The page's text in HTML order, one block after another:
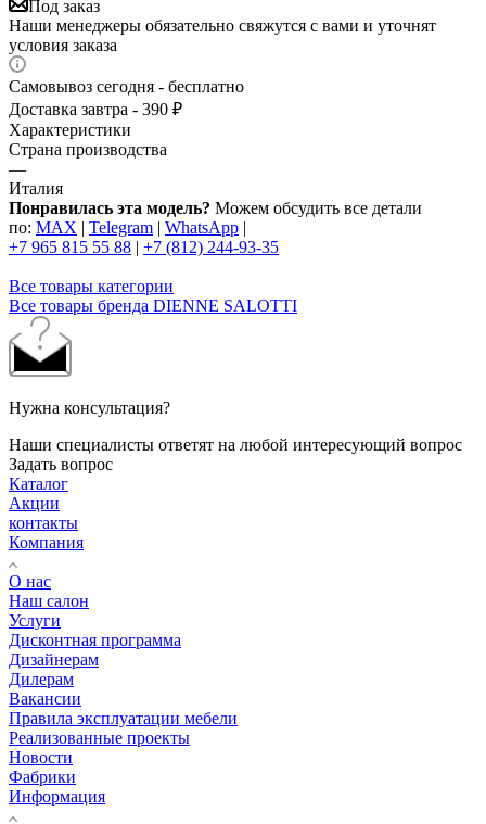
Под заказ
Наши менеджеры обязательно свяжутся с вами и уточнят
условия заказа
Самовывоз сегодня - бесплатно
Доставка завтра - 390 ₽
Характеристики
Страна производства
—
Италия
Понравилась эта модель? Можем обсудить все детали
по: MAX | Telegram | WhatsApp |
+7 965 815 55 88 | +7 (812) 244-93-35
Все товары категории
Все товары бренда DIENNE SALOTTI
Нужна консультация?
Наши специалисты ответят на любой интересующий вопрос
Задать вопрос
Каталог
Акции
контакты
Компания
О нас
Наш салон
Услуги
Дисконтная программа
Дизайнерам
Дилерам
Вакансии
Правила эксплуатации мебели
Реализованные проекты
Новости
Фабрики
Информация